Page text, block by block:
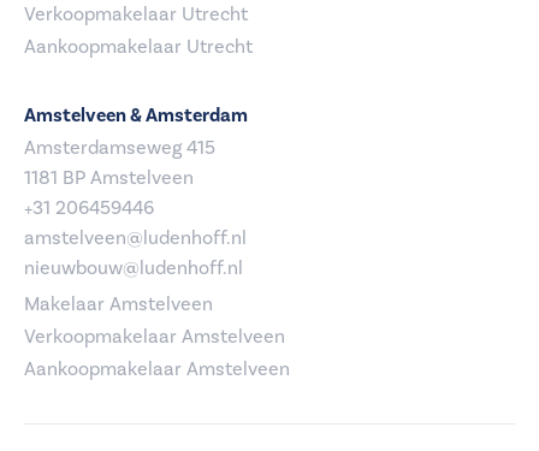
Verkoopmakelaar Utrecht
Aankoopmakelaar Utrecht
Amstelveen & Amsterdam
Amsterdamseweg 415
1181 BP Amstelveen
+31 206459446
amstelveen@ludenhoff.nl
nieuwbouw@ludenhoff.nl
Makelaar Amstelveen
Verkoopmakelaar Amstelveen
Aankoopmakelaar Amstelveen